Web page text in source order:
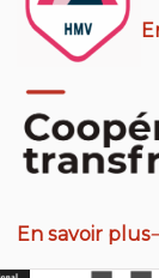
En savoir plus